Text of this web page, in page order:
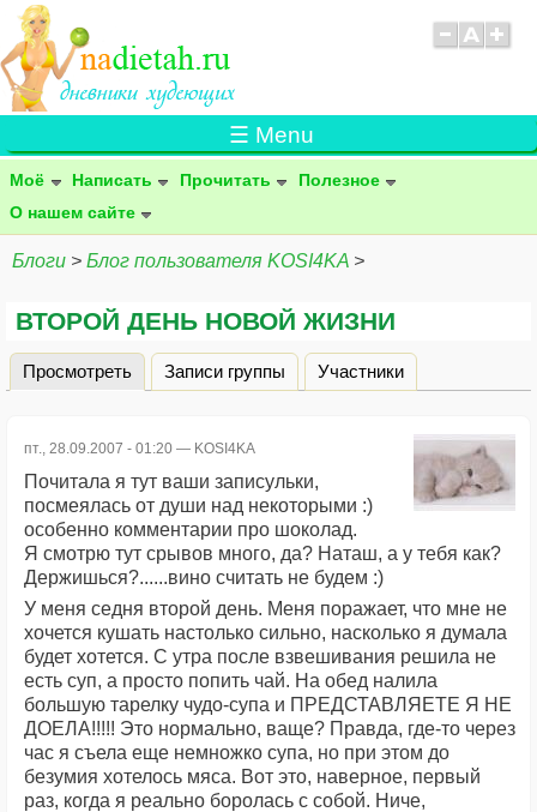
☰ Menu
Моё Написать Прочитать
Полезное
О нашем сайте
Блоги > Блог пользователя KOSI4KA >
ВТОРОЙ ДЕНЬ НОВОЙ ЖИЗНИ
Главные вкладки
Просмотреть (активная вкладка)
Записи группы Участники
пт., 28.09.2007 - 01:20 — KOSI4KA
Почитала я тут ваши записульки,
посмеялась от души над некоторыми :)
особенно комментарии про шоколад.
Я смотрю тут срывов много, да? Наташ, а у тебя как?
Держишься?......вино считать не будем :)
У меня седня второй день. Меня поражает, что мне не
хочется кушать настолько сильно, насколько я думала
будет хотется. С утра после взвешивания решила не
есть суп, а просто попить чай. На обед налила
большую тарелку чудо-супа и ПРЕДСТАВЛЯЕТЕ Я НЕ
ДОЕЛА!!!!! Это нормально, ваще? Правда, где-то через
час я съела еще немножко супа, но при этом до
безумия хотелось мяса. Вот это, наверное, первый
раз, когда я реально боролась с собой. Ниче,